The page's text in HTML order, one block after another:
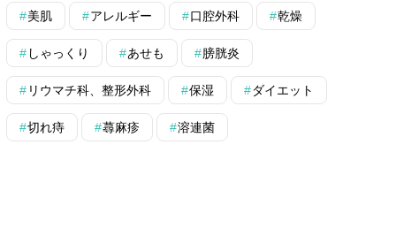
美肌 アレルギー 口腔外科 乾燥
しゃっくり あせも 膀胱炎
リウマチ科、整形外科 保湿 ダイエット
切れ痔 蕁麻疹 溶連菌